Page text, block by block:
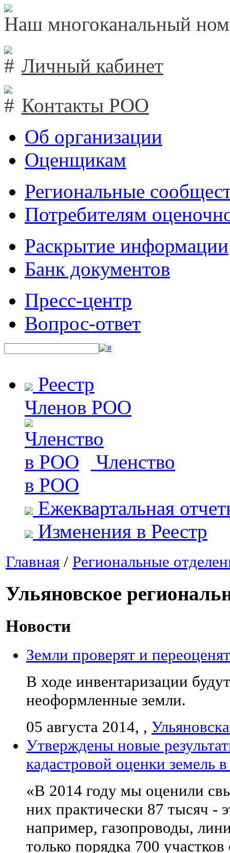
Наш многоканальный
Личный кабинет
Контакты РОО
Об организации
Оценщикам
Региональные
Потребителям
Раскрытие информации
Банк документов
Пресс-центр
Вопрос-ответ
Реестр
Членов РОО
Членство
в РОО
Ежеквартальная
Изменения в Реестр
Главная / Региональные
Ульяновское
Новости
Земли проверят и переоценят
В ходе инвентаризации
неоформленные земли.
05 августа 2014, ,
Утверждены новые
кадастровой оценки земель
«В 2014 году мы оценили
них практически 87 тысяч -
например, газопроводы,
только порядка 700